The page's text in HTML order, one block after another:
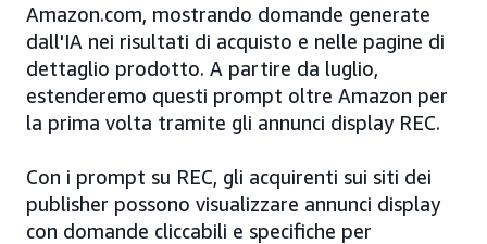
Amazon.com, mostrando domande generate
dall'IA nei risultati di acquisto e nelle pagine di
dettaglio prodotto. A partire da luglio,
estenderemo questi prompt oltre Amazon per
la prima volta tramite gli annunci display REC.
Con i prompt su REC, gli acquirenti sui siti dei
publisher possono visualizzare annunci display
con domande cliccabili e specifiche per